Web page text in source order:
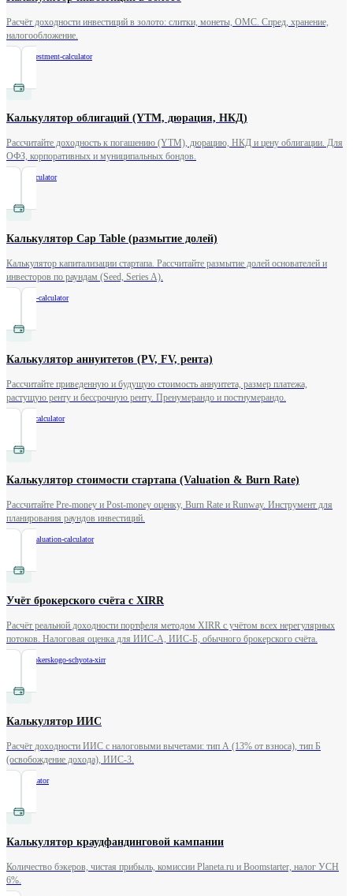
Расчёт доходности инвестиций в золото: слитки, монеты, ОМС. Спред, хранение,
налогообложение.
gold-investment-calculator
Калькулятор облигаций (YTM, дюрация, НКД)
Рассчитайте доходность к погашению (YTM), дюрацию, НКД и цену облигации. Для
ОФЗ, корпоративных и муниципальных бондов.
bond-calculator
Калькулятор Cap Table (размытие долей)
Калькулятор капитализации стартапа. Рассчитайте размытие долей основателей и
инвесторов по раундам (Seed, Series A).
cap-table-calculator
Калькулятор аннуитетов (PV, FV, рента)
Рассчитайте приведенную и будущую стоимость аннуитета, размер платежа,
растущую ренту и бессрочную ренту. Пренумерандо и постнумерандо.
annuity-calculator
Калькулятор стоимости стартапа (Valuation & Burn Rate)
Рассчитайте Pre-money и Post-money оценку, Burn Rate и Runway. Инструмент для
планирования раундов инвестиций.
startup-valuation-calculator
Учёт брокерского счёта с XIRR
Расчёт реальной доходности портфеля методом XIRR с учётом всех нерегулярных
потоков. Налоговая оценка для ИИС-А, ИИС-Б, обычного брокерского счёта.
uchet-brokerskogo-schyota-xirr
Калькулятор ИИС
Расчёт доходности ИИС с налоговыми вычетами: тип А (13% от взноса), тип Б
(освобождение дохода), ИИС-3.
iis-calculator
Калькулятор краудфандинговой кампании
Количество бэкеров, чистая прибыль, комиссии Planeta.ru и Boomstarter, налог УСН
6%.